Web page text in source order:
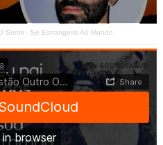
Sentir - Se Estrangeiro Ao Mundo